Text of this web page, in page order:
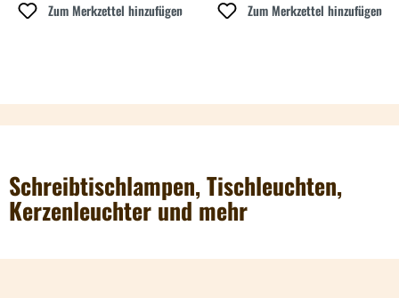
Zum Merkzettel hinzufügen Zum Merkzettel hinzufügen
Schreibtischlampen, Tischleuchten,
Kerzenleuchter und mehr